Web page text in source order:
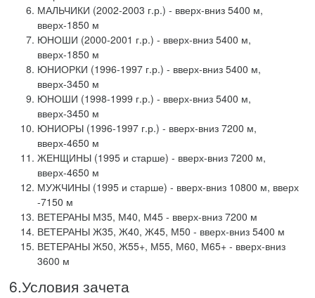
МАЛЬЧИКИ (2002-2003 г.р.) - вверх-вниз 5400 м,
вверх-1850 м
ЮНОШИ (2000-2001 г.р.) - вверх-вниз 5400 м,
вверх-1850 м
ЮНИОРКИ (1996-1997 г.р.) - вверх-вниз 5400 м,
вверх-3450 м
ЮНОШИ (1998-1999 г.р.) - вверх-вниз 5400 м,
вверх-3450 м
ЮНИОРЫ (1996-1997 г.р.) - вверх-вниз 7200 м,
вверх-4650 м
ЖЕНЩИНЫ (1995 и старше) - вверх-вниз 7200 м,
вверх-4650 м
МУЖЧИНЫ (1995 и старше) - вверх-вниз 10800 м, вверх
-7150 м
ВЕТЕРАНЫ М35, М40, М45 - вверх-вниз 7200 м
ВЕТЕРАНЫ Ж35, Ж40, Ж45, М50 - вверх-вниз 5400 м
ВЕТЕРАНЫ Ж50, Ж55+, М55, М60, М65+ - вверх-вниз
3600 м
6.Условия зачета